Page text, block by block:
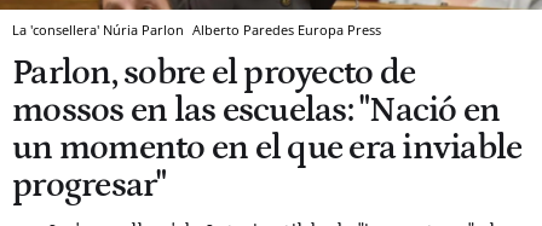
La 'consellera' Núria Parlon Alberto Paredes Europa Press
Parlon, sobre el proyecto de
mossos en las escuelas: "Nació en
un momento en el que era inviable
progresar"